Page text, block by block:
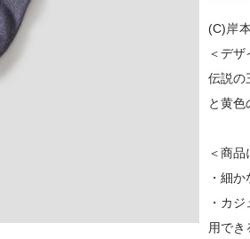
(C)岸
＜デザ
伝説の
と黄色
＜商品
・細
・カ
用でき